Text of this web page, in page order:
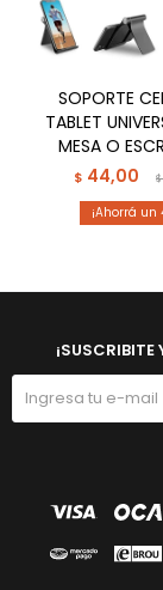
SOPORTE
TABLET
MESA O
$ 44,00 $